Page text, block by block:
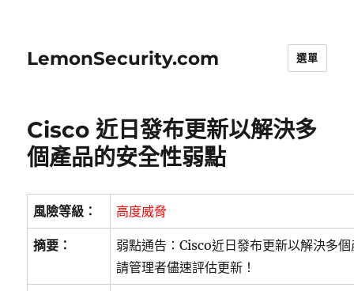
LemonSecurity.com 選單
Cisco 近日發布更新以解決多
個產品的安全性弱點
風險等級： 高度威脅
摘要：
弱點通告：Cisco近日發布更新以解決多
請管理者儘速評估更新！